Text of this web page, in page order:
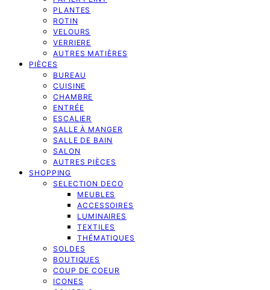
PLANTES
ROTIN
VELOURS
VERRIERE
AUTRES MATIÈRES
PIÈCES
BUREAU
CUISINE
CHAMBRE
ENTRÉE
ESCALIER
SALLE À MANGER
SALLE DE BAIN
SALON
AUTRES PIÈCES
SHOPPING
SELECTION DECO
MEUBLES
ACCESSOIRES
LUMINAIRES
TEXTILES
THÉMATIQUES
SOLDES
BOUTIQUES
COUP DE COEUR
ICONES